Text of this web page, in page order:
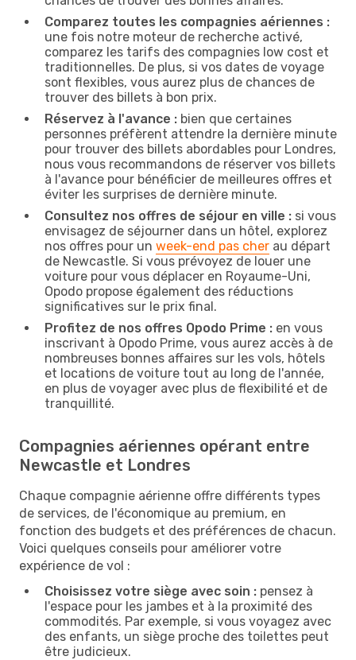
Comparez toutes les compagnies aériennes :
une fois notre moteur de recherche activé,
comparez les tarifs des compagnies low cost et
traditionnelles. De plus, si vos dates de voyage
sont flexibles, vous aurez plus de chances de
trouver des billets à bon prix.
Réservez à l'avance : bien que certaines
personnes préfèrent attendre la dernière minute
pour trouver des billets abordables pour Londres,
nous vous recommandons de réserver vos billets
à l'avance pour bénéficier de meilleures offres et
éviter les surprises de dernière minute.
Consultez nos offres de séjour en ville : si vous
envisagez de séjourner dans un hôtel, explorez
nos offres pour un week-end pas cher au départ
de Newcastle. Si vous prévoyez de louer une
voiture pour vous déplacer en Royaume-Uni,
Opodo propose également des réductions
significatives sur le prix final.
Profitez de nos offres Opodo Prime : en vous
inscrivant à Opodo Prime, vous aurez accès à de
nombreuses bonnes affaires sur les vols, hôtels
et locations de voiture tout au long de l'année,
en plus de voyager avec plus de flexibilité et de
tranquillité.
Compagnies aériennes opérant entre
Newcastle et Londres
Chaque compagnie aérienne offre différents types
de services, de l'économique au premium, en
fonction des budgets et des préférences de chacun.
Voici quelques conseils pour améliorer votre
expérience de vol :
Choisissez votre siège avec soin : pensez à
l'espace pour les jambes et à la proximité des
commodités. Par exemple, si vous voyagez avec
des enfants, un siège proche des toilettes peut
être judicieux.